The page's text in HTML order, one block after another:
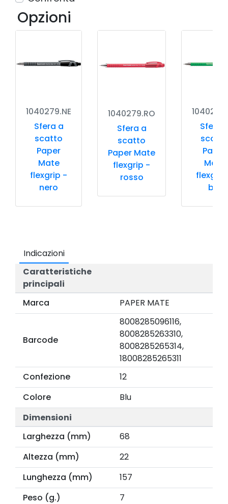
Opzioni
1040279.NE
Sfera a
scatto
Paper
Mate
flexgrip -
nero
1040279.RO
Sfera a
scatto
Paper Mate
flexgrip -
rosso
Sfera
scatto
Paper
Mate
blu
Indicazioni
Caratteristiche
principali
Marca
PAPER MATE
Barcode
8008285096116,
8008285263310,
8008285265314,
18008285265311
Confezione
12
Colore
Blu
Dimensioni
Larghezza (mm)
68
Altezza (mm)
22
Lunghezza (mm)
157
Peso (g.)
7